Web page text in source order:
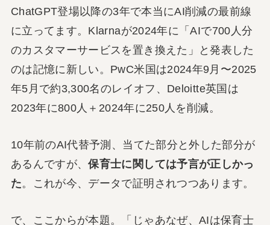
ChatGPT登場以降の3年で本当にAI削減の最前線
に立ってます。Klarnaが2024年に「AIで700人分
のカスタマーサービスを置き換えた」と発表した
のは記憶に新しい。PwC米国は2024年9月〜2025
年5月で約3,300名のレイオフ、Deloitte英国は
2023年に800人＋2024年に250人を削減。
10年前のAI代替予測、当てた部分と外した部分が
あるんですが、保育士に関しては予言が正しかっ
た。これが今、データで証明されつつあります。
で、ここからが本題。「じゃあなぜ、AIは保育士